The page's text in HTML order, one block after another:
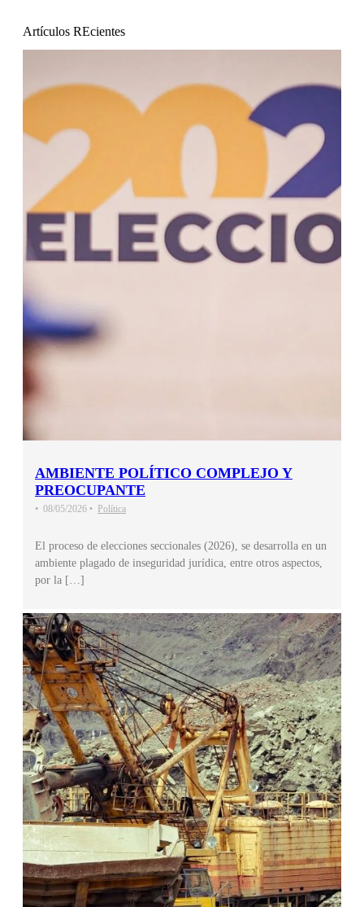
Artículos REcientes
AMBIENTE POLÍTICO COMPLEJO Y
PREOCUPANTE
• 08/05/2026 • Política
El proceso de elecciones seccionales (2026), se desarrolla en un
ambiente plagado de inseguridad jurídica, entre otros aspectos,
por la […]